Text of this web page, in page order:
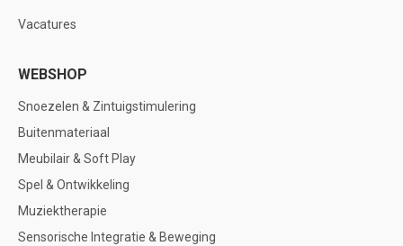
Vacatures
WEBSHOP
Snoezelen & Zintuigstimulering
Buitenmateriaal
Meubilair & Soft Play
Spel & Ontwikkeling
Muziektherapie
Sensorische Integratie & Beweging